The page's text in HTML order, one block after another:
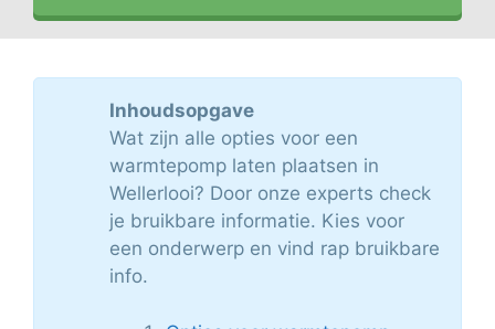
Inhoudsopgave
Wat zijn alle opties voor een
warmtepomp laten plaatsen in
Wellerlooi? Door onze experts check
je bruikbare informatie. Kies voor
een onderwerp en vind rap bruikbare
info.